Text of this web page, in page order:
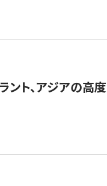
ト、アジアの高